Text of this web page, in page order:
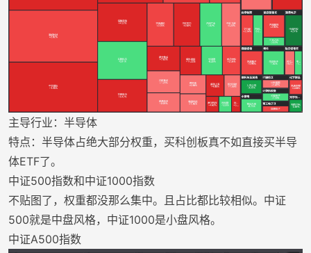
主导行业：半导体
特点：半导体占绝大部分权重，买科创板真不如直接买半导
体ETF了。
中证500指数和中证1000指数
不贴图了，权重都没那么集中。且占比都比较相似。中证
500就是中盘风格，中证1000是小盘风格。
中证A500指数